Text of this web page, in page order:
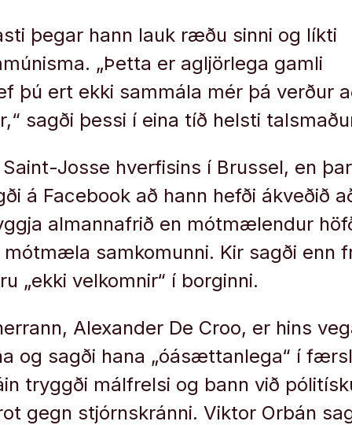
þegar hann lauk ræðu sinni og líkti
„Þetta er agljörlega gamli
þú ert ekki sammála mér þá verður
sagði þessi í eina tíð helsti
Josse hverfisins í Brussel, en
á Facebook að hann hefði ákveðið
almannafrið en mótmælendur
samkomunni. Kir sagði enn
„ekki velkomnir“ í borginni.
Alexander De Croo, er hins
og sagði hana „óásættanlega“ í
tryggði málfrelsi og bann við
gegn stjórnskránni. Viktor Orbán